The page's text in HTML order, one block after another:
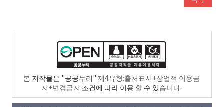
본 저작물은 "공공누리"제4유형:출처표시+상업적 이용금
지+변경금지 조건에 따라 이용 할 수 있습니다.